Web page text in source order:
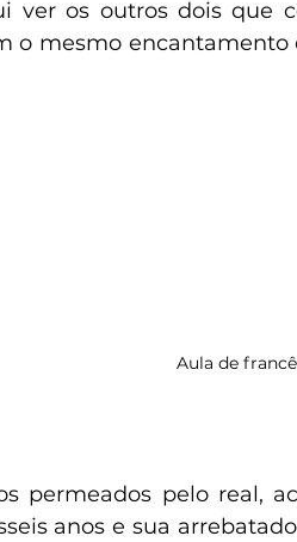
ver os outros dois que
o mesmo
Aula de
permeados pelo real,
anos e sua